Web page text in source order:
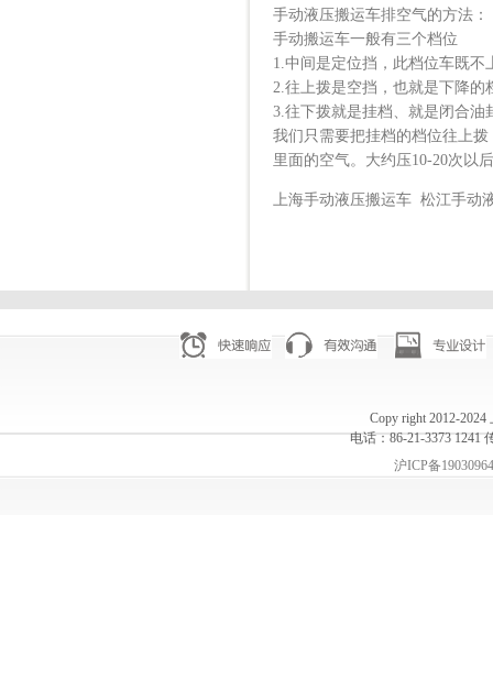
手动液压搬运车排空气的方法：
手动搬运车一般有三个档位
1.中间是定位挡，此档位车既不
2.往上拨是空挡，也就是下降的
3.往下拨就是挂档、就是闭合油
我们只需要把挂档的档位往上
里面的空气。大约压10-20次以
上海手动液压搬运车 松江手动
Copy right 2012-
电话：86-21-3373 1241
沪ICP备